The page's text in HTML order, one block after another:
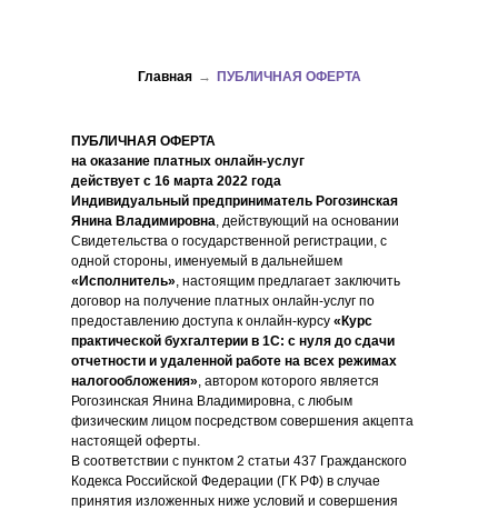
Главная → ПУБЛИЧНАЯ ОФЕРТА
ПУБЛИЧНАЯ ОФЕРТА
на оказание платных онлайн-услуг
действует с 16 марта 2022 года
Индивидуальный предприниматель Рогозинская
Янина Владимировна, действующий на основании
Свидетельства о государственной регистрации, с
одной стороны, именуемый в дальнейшем
«Исполнитель», настоящим предлагает заключить
договор на получение платных онлайн-услуг по
предоставлению доступа к онлайн-курсу «Курс
практической бухгалтерии в 1С: с нуля до сдачи
отчетности и удаленной работе на всех режимах
налогообложения», автором которого является
Рогозинская Янина Владимировна, с любым
физическим лицом посредством совершения акцепта
настоящей оферты.
В соответствии с пунктом 2 статьи 437 Гражданского
Кодекса Российской Федерации (ГК РФ) в случае
принятия изложенных ниже условий и совершения